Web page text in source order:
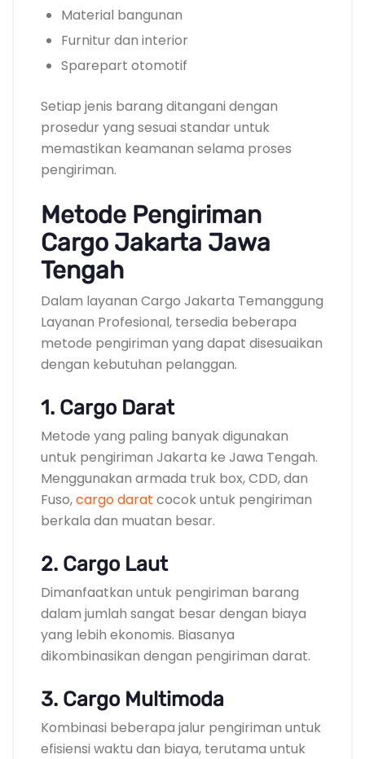
Material bangunan
Furnitur dan interior
Sparepart otomotif
Setiap jenis barang ditangani dengan
prosedur yang sesuai standar untuk
memastikan keamanan selama proses
pengiriman.
Metode Pengiriman
Cargo Jakarta Jawa
Tengah
Dalam layanan Cargo Jakarta Temanggung
Layanan Profesional, tersedia beberapa
metode pengiriman yang dapat disesuaikan
dengan kebutuhan pelanggan.
1. Cargo Darat
Metode yang paling banyak digunakan
untuk pengiriman Jakarta ke Jawa Tengah.
Menggunakan armada truk box, CDD, dan
Fuso,cargo darat cocok untuk pengiriman
berkala dan muatan besar.
2. Cargo Laut
Dimanfaatkan untuk pengiriman barang
dalam jumlah sangat besar dengan biaya
yang lebih ekonomis. Biasanya
dikombinasikan dengan pengiriman darat.
3. Cargo Multimoda
Kombinasi beberapa jalur pengiriman untuk
efisiensi waktu dan biaya, terutama untuk